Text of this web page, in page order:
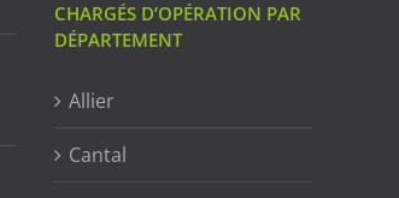
CHARGÉS D’OPÉRATION PAR
DÉPARTEMENT
Allier
Cantal